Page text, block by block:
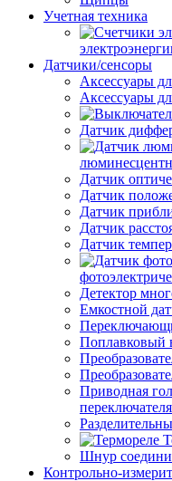
Учетная техника
Датчики/сенсоры
Аксессуары
Аксессуары
Датчик
Датчик
Датчик
Датчик
Датчик
Датчик
Детектор
Емкостной
Поплавковый
Приводная
Шнур
Контрольно-